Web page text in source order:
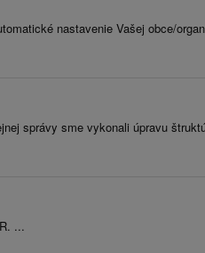
nastavenie Vašej obce/
správy sme vykonali úpravu
...